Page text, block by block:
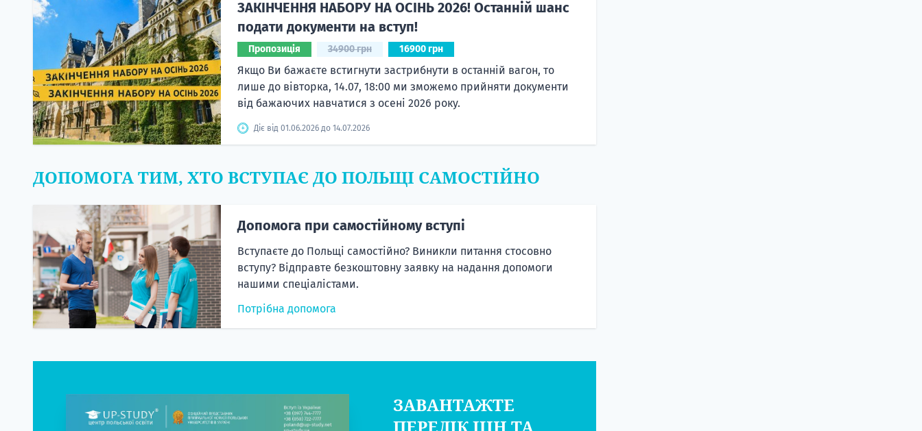
ЗАКІНЧЕННЯ НАБОРУ НА ОСІНЬ 2026! Останній шанс
подати документи на вступ!
Пропозиція 34900 грн 16900 грн
Якщо Ви бажаєте встигнути застрибнути в останній вагон, то
лише до вівторка, 14.07, 18:00 ми зможемо прийняти документи
від бажаючих навчатися з осені 2026 року.
Діє від 01.06.2026 до 14.07.2026
ДОПОМОГА ТИМ, ХТО ВСТУПАЄ ДО ПОЛЬЩІ САМОСТІЙНО
Допомога при самостійному вступі
Вступаєте до Польщі самостійно? Виникли питання стосовно
вступу? Відправте безкоштовну заявку на надання допомоги
нашими спеціалістами.
Потрібна допомога
ЗАВАНТАЖТЕ
ПЕРЕЛІК ЦІН ТА